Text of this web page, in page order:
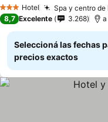
3 Estrellas
Hotel Spa y centro
8,7 Excelente 3.268 a
Seleccioná las fechas
precios exactos